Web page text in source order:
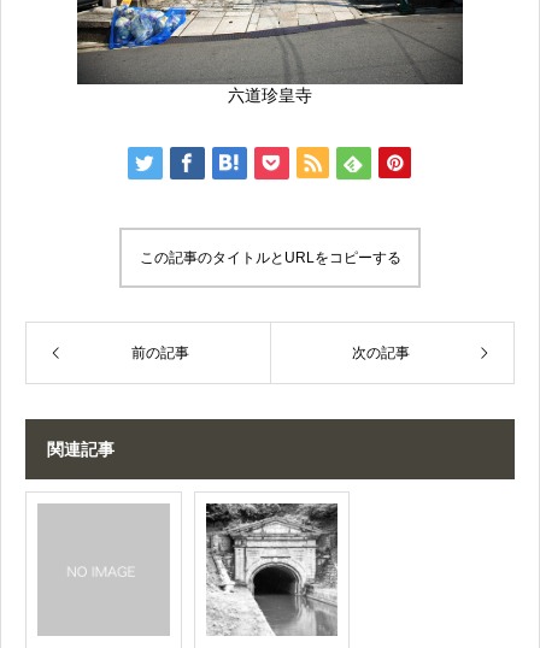
六道珍皇寺
この記事のタイトルとURLをコピーする
前の記事 次の記事
関連記事